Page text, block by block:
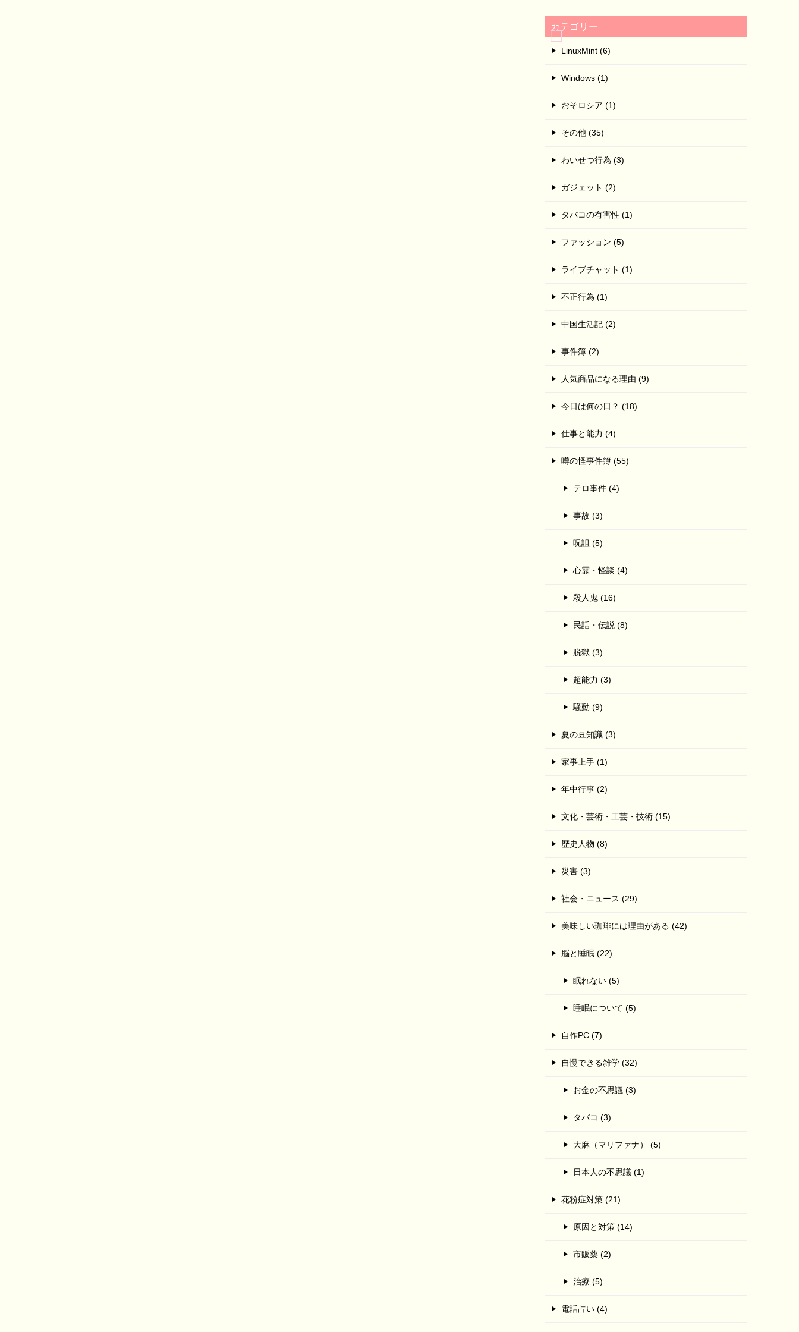
カテゴリー
LinuxMint (6)
Windows (1)
おそロシア (1)
その他 (35)
わいせつ行為 (3)
ガジェット (2)
タバコの有害性 (1)
ファッション (5)
ライブチャット (1)
不正行為 (1)
中国生活記 (2)
事件簿 (2)
人気商品になる理由 (9)
今日は何の日？ (18)
仕事と能力 (4)
噂の怪事件簿 (55)
テロ事件 (4)
事故 (3)
呪詛 (5)
心霊・怪談 (4)
殺人鬼 (16)
民話・伝説 (8)
脱獄 (3)
超能力 (3)
騒動 (9)
夏の豆知識 (3)
家事上手 (1)
年中行事 (2)
文化・芸術・工芸・技術 (15)
歴史人物 (8)
災害 (3)
社会・ニュース (29)
美味しい珈琲には理由がある (42)
脳と睡眠 (22)
眠れない (5)
睡眠について (5)
自作PC (7)
自慢できる雑学 (32)
お金の不思議 (3)
タバコ (3)
大麻（マリファナ） (5)
日本人の不思議 (1)
花粉症対策 (21)
原因と対策 (14)
市販薬 (2)
治療 (5)
電話占い (4)